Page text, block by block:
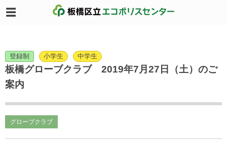
登録制 小学生 中学生
板橋グローブクラブ 2019年7月27日（土）のご
案内
グローブクラブ